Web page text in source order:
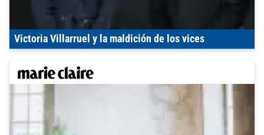
Victoria Villarruel y la maldición de los vices